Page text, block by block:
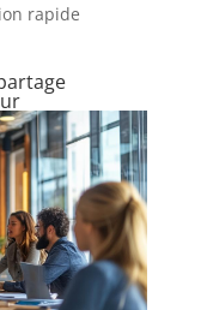
rapide